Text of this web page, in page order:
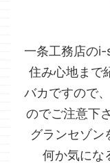
一条工務店の
住み心地まで
バカですので
のでご注意下
グランセゾン
何か気にな